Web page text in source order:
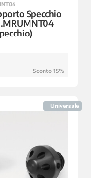
Specchio
Sconto 15%
Universale